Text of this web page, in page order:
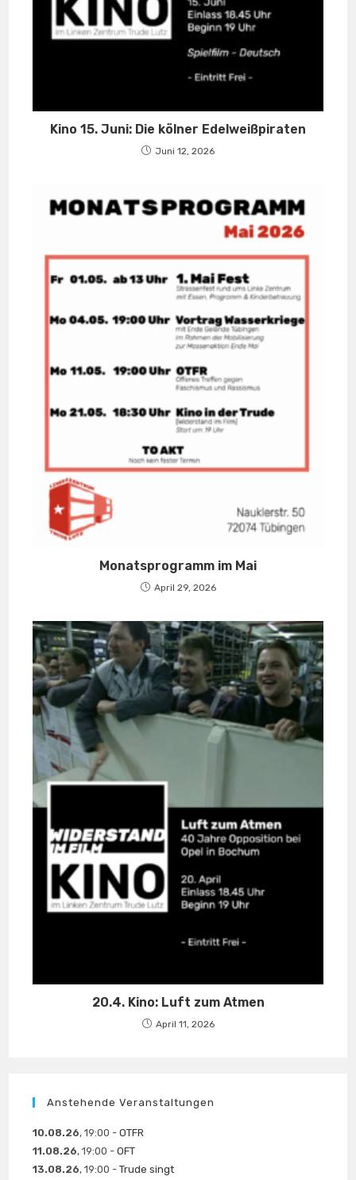
Kino 15. Juni: Die kölner Edelweißpiraten
Juni 12, 2026
Monatsprogramm im Mai
April 29, 2026
20.4. Kino: Luft zum Atmen
April 11, 2026
Anstehende Veranstaltungen
10.08.26, 19:00 -OTFR
11.08.26, 19:00 -OFT
13.08.26, 19:00 -Trude singt